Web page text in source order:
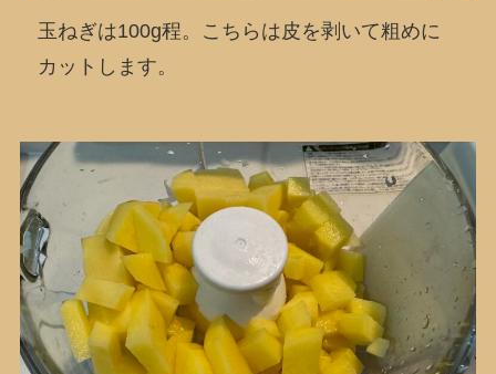
玉ねぎは100g程。こちらは皮を剥いて粗めに
カットします。